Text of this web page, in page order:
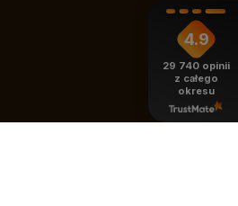
4.9
29 740 opinii
z całego
okresu